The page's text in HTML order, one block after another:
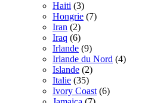
Haiti (3)
Hongrie (7)
Iran (2)
Iraq (6)
Irlande (9)
Irlande du Nord (4)
Islande (2)
Italie (35)
Ivory Coast (6)